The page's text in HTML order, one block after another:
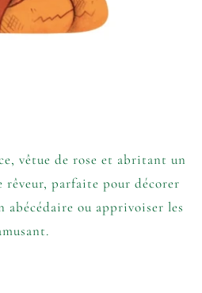
vêtue de rose et abritant un
parfaite pour décorer
ou apprivoiser les